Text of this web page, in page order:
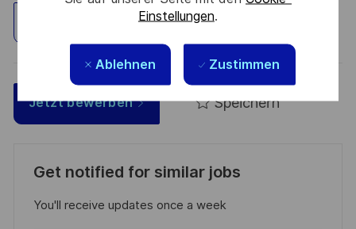
Einstellungen.
Ablehnen Zustimmen
Standort erkunden
Jetzt bewerben Speichern
Get notified for similar jobs
You'll receive updates once a week